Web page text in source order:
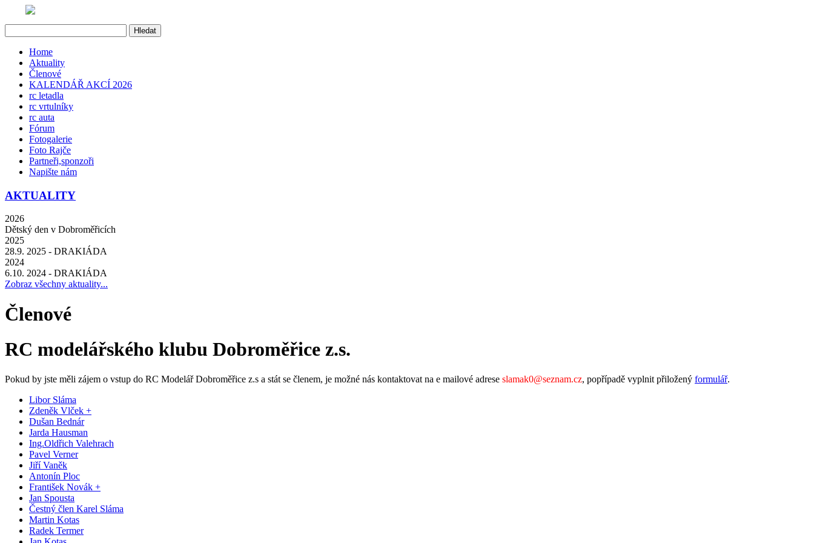
Home
Aktuality
Členové
KALENDÁŘ AKCÍ 2026
rc letadla
rc vrtulníky
rc auta
Fórum
Fotogalerie
Foto Rajče
Partneři,sponzoři
Napište nám
AKTUALITY
2026
Dětský den v Dobroměřicích
2025
28.9. 2025 - DRAKIÁDA
2024
6.10. 2024 - DRAKIÁDA
Zobraz všechny aktuality...
Členové
RC modelářského klubu Dobroměřice z.s.
Pokud by jste měli zájem o vstup do RC Modelář Dobroměřice z.s a stát se členem, je možné nás kontaktovat na e mailové adrese slamak0@seznam.cz, popřípadě vyplnit přiložený formulář.
Libor Sláma
Zdeněk Vlček +
Dušan Bednár
Jarda Hausman
Ing.Oldřich Valehrach
Pavel Verner
Jiří Vaněk
Antonín Ploc
František Novák +
Jan Spousta
Čestný člen Karel Sláma
Martin Kotas
Radek Termer